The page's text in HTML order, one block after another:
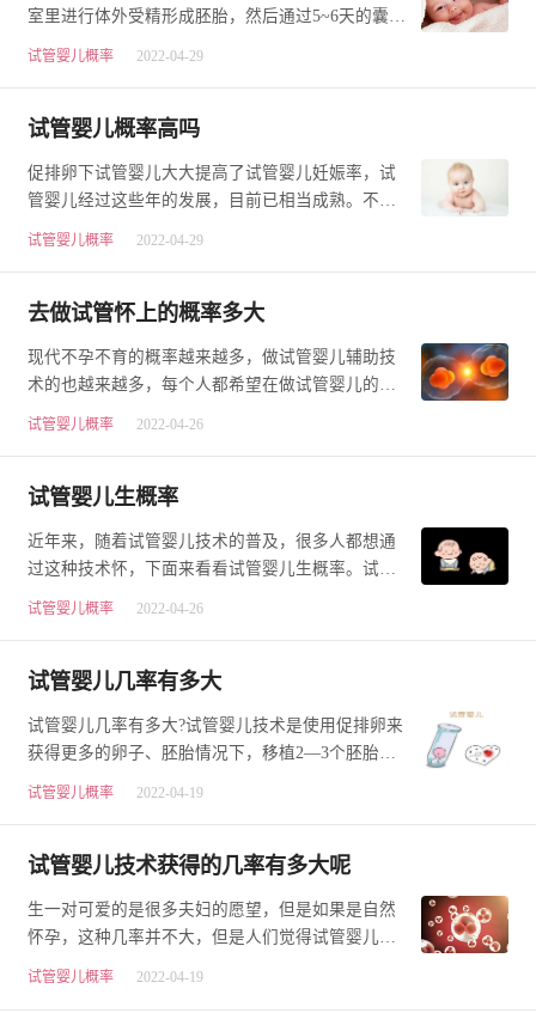
室里进行体外受精形成胚胎，然后通过5~6天的囊胚
培育，再在移植手术之前，对囊胚进行取样筛查是
试管婴儿概率 2022-04-29
试管婴儿概率高吗
促排卵下试管婴儿大大提高了试管婴儿妊娠率，试
管婴儿经过这些年的发展，目前已相当成熟。不用
促排卵药做试管婴儿是在自然周期监测卵泡及血清
试管婴儿概率 2022-04-29
去做试管怀上的概率多大
现代不孕不育的概率越来越多，做试管婴儿辅助技
术的也越来越多，每个人都希望在做试管婴儿的时
候能怀孕，做试管由于耗费的时间长，费用多，也
试管婴儿概率 2022-04-26
试管婴儿生概率
近年来，随着试管婴儿技术的普及，很多人都想通
过这种技术怀，下面来看看试管婴儿生概率。试管
婴儿生概率试管婴儿过程中，想要或者，医生会根
试管婴儿概率 2022-04-26
试管婴儿几率有多大
试管婴儿几率有多大?试管婴儿技术是使用促排卵来
获得更多的卵子、胚胎情况下，移植2—3个胚胎到
子宫完成受孕的。促排卵下试管婴儿大大提高了试
试管婴儿概率 2022-04-19
试管婴儿技术获得的几率有多大呢
生一对可爱的是很多夫妇的愿望，但是如果是自然
怀孕，这种几率并不大，但是人们觉得试管婴儿技
术可以做到。那么，试管婴儿技术获得的几率有多
试管婴儿概率 2022-04-19